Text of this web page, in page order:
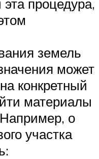
процедура,
земель
может
конкретный
материалы
о
участка